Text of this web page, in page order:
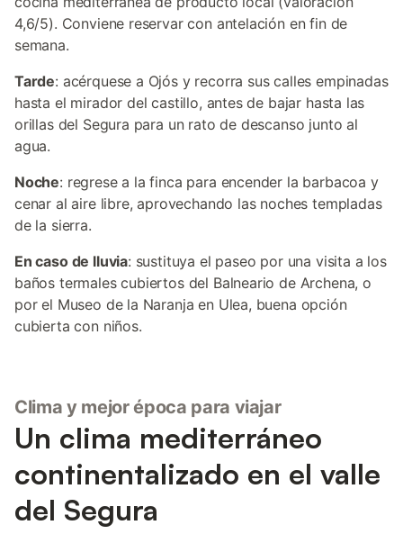
4,6/5). Conviene reservar con antelación en fin de
semana.
Tarde: acérquese a Ojós y recorra sus calles empinadas
hasta el mirador del castillo, antes de bajar hasta las
orillas del Segura para un rato de descanso junto al
agua.
Noche: regrese a la finca para encender la barbacoa y
cenar al aire libre, aprovechando las noches templadas
de la sierra.
En caso de lluvia: sustituya el paseo por una visita a los
baños termales cubiertos del Balneario de Archena, o
por el Museo de la Naranja en Ulea, buena opción
cubierta con niños.
Clima y mejor época para viajar
Un clima mediterráneo
continentalizado en el valle
del Segura